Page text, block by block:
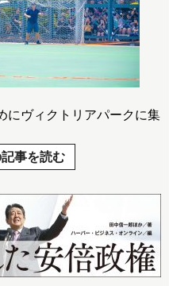
にヴィクトリアパークに集
記事を読む